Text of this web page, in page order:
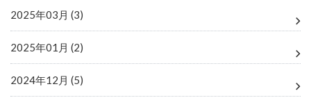
2025年03月 (3)
2025年01月 (2)
2024年12月 (5)